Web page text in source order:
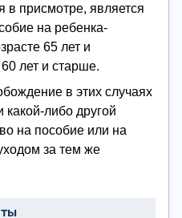
присмотре, является
на ребенка-
65 лет и
лет и старше.
в этих случаях
какой-либо другой
на пособие или на
за тем же